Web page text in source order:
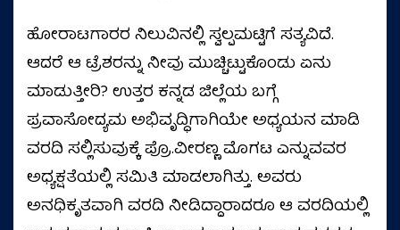
ಹೋರಾಟಗಾರರ ನಿಲುವಿನಲ್ಲಿ ಸ್ವಲ್ಪಮಟ್ಟಿಗೆ ಸತ್ಯವಿದೆ.
ಆದರೆ ಆ ಟ್ರೆಶರನ್ನು ನೀವು ಮುಚ್ಚಿಟ್ಟುಕೊಂಡು ಏನು
ಮಾಡುತ್ತೀರಿ? ಉತ್ತರ ಕನ್ನಡ ಜಿಲ್ಲೆಯ ಬಗ್ಗೆ
ಪ್ರವಾಸೋದ್ಯಮ ಅಭಿವೃದ್ಧಿಗಾಗಿಯೇ ಅಧ್ಯಯನ ಮಾಡಿ
ವರದಿ ಸಲ್ಲಿಸುವುಕ್ಕೆ ಪ್ರೊ.ವೀರಣ್ಣ ಮೊಗಟ ಎನ್ನುವವರ
ಅಧ್ಯಕ್ಷತೆಯಲ್ಲಿ ಸಮಿತಿ ಮಾಡಲಾಗಿತ್ತು. ಅವರು
ಅನಧಿಕೃತವಾಗಿ ವರದಿ ನೀಡಿದ್ದಾರಾದರೂ ಆ ವರದಿಯಲ್ಲಿ